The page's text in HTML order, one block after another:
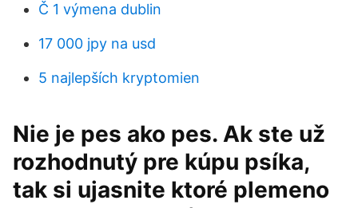
Č 1 výmena dublin
17 000 jpy na usd
5 najlepších kryptomien
Nie je pes ako pes. Ak ste už
rozhodnutý pre kúpu psíka,
tak si ujasnite ktoré plemeno